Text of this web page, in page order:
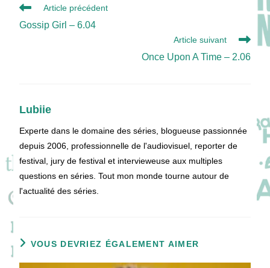
Read
articles
Article précédent
Gossip Girl – 6.04
Article suivant
Once Upon A Time – 2.06
Lubiie
Experte dans le domaine des séries, blogueuse passionnée
depuis 2006, professionnelle de l'audiovisuel, reporter de
festival, jury de festival et intervieweuse aux multiples
questions en séries. Tout mon monde tourne autour de
l'actualité des séries.
VOUS DEVRIEZ ÉGALEMENT AIMER